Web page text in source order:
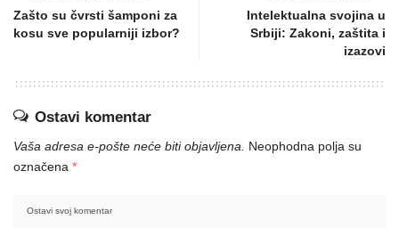
Zašto su čvrsti šamponi za
kosu sve popularniji izbor?
Intelektualna svojina u
Srbiji: Zakoni, zaštita i
izazovi
Ostavi komentar
Vaša adresa e-pošte neće biti objavljena.
Neophodna polja su
označena *